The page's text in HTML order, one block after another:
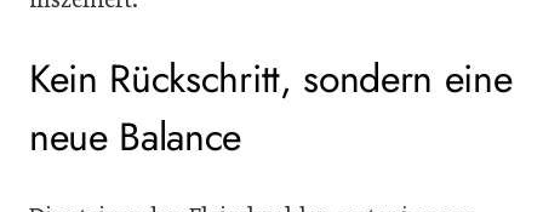
Kein Rückschritt, sondern eine
neue Balance